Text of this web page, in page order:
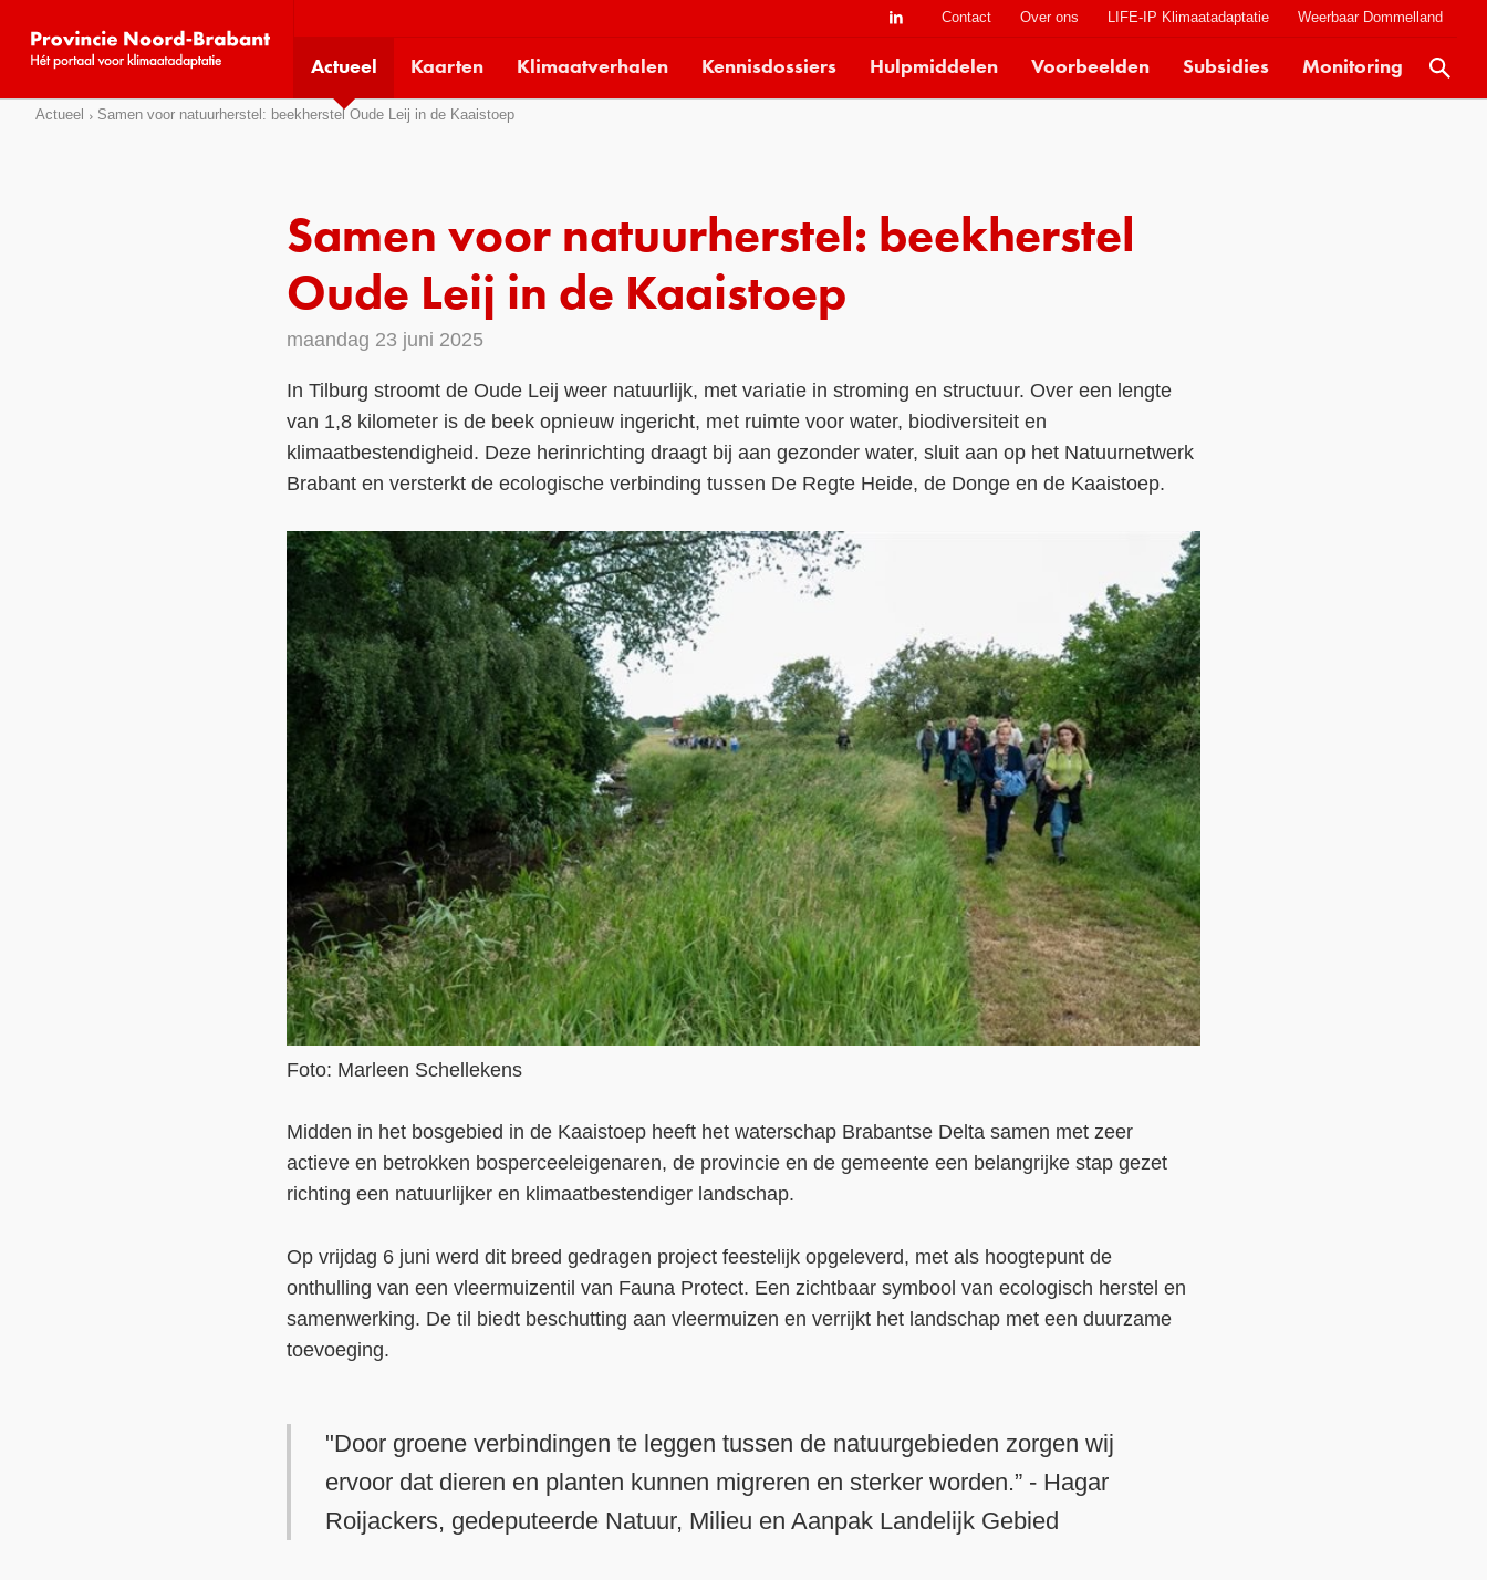
social
media
pages:
Contact Over ons LIFE-IP Klimaatadaptatie Weerbaar Dommelland
Actueel Kaarten Klimaatverhalen Kennisdossiers Hulpmiddelen Voorbeelden Subsidies Monitoring
Actueel Samen voor natuurherstel: beekherstel Oude Leij in de Kaaistoep
Samen voor natuurherstel: beekherstel
Oude Leij in de Kaaistoep
maandag 23 juni 2025
In Tilburg stroomt de Oude Leij weer natuurlijk, met variatie in stroming en structuur. Over een lengte
van 1,8 kilometer is de beek opnieuw ingericht, met ruimte voor water, biodiversiteit en
klimaatbestendigheid. Deze herinrichting draagt bij aan gezonder water, sluit aan op het Natuurnetwerk
Brabant en versterkt de ecologische verbinding tussen De Regte Heide, de Donge en de Kaaistoep.
Foto: Marleen Schellekens
Midden in het bosgebied in de Kaaistoep heeft het waterschap Brabantse Delta samen met zeer
actieve en betrokken bosperceeleigenaren, de provincie en de gemeente een belangrijke stap gezet
richting een natuurlijker en klimaatbestendiger landschap.
Op vrijdag 6 juni werd dit breed gedragen project feestelijk opgeleverd, met als hoogtepunt de
onthulling van een vleermuizentil van Fauna Protect. Een zichtbaar symbool van ecologisch herstel en
samenwerking. De til biedt beschutting aan vleermuizen en verrijkt het landschap met een duurzame
toevoeging.
"Door groene verbindingen te leggen tussen de natuurgebieden zorgen wij
ervoor dat dieren en planten kunnen migreren en sterker worden.” - Hagar
Roijackers, gedeputeerde Natuur, Milieu en Aanpak Landelijk Gebied